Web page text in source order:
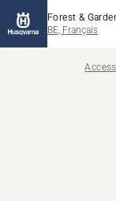
Forest &
BE, Français